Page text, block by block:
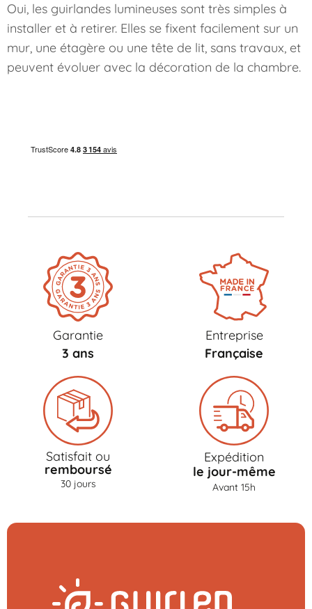
Oui, les guirlandes lumineuses sont très simples à
installer et à retirer. Elles se fixent facilement sur un
mur, une étagère ou une tête de lit, sans travaux, et
peuvent évoluer avec la décoration de la chambre.
Garantie
3 ans
Entreprise
Française
Satisfait ou
remboursé
30 jours
Expédition
le jour-même
Avant 15h